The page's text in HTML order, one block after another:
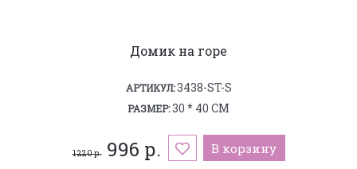
Домик на горе
АРТИКУЛ:3438-ST-S
РАЗМЕР:30 * 40 СМ
1 220 р.996 р. В корзину